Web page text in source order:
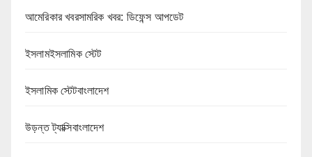
আমেরিকার খবরসামরিক খবর: ডিফেন্স আপডেট
ইসলামইসলামিক স্টেট
ইসলামিক স্টেটবাংলাদেশ
উড়ন্ত ট্যাক্সিবাংলাদেশ